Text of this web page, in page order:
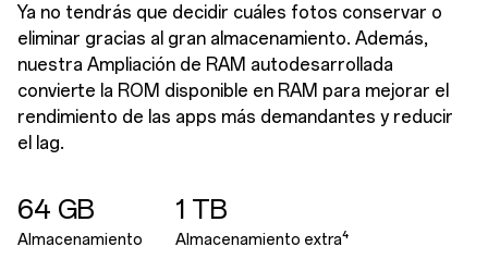
Ya no tendrás que decidir cuáles fotos conservar o
eliminar gracias al gran almacenamiento. Además,
nuestra Ampliación de RAM autodesarrollada
convierte la ROM disponible en RAM para mejorar el
rendimiento de las apps más demandantes y reducir
el lag.
64 GB
Almacenamiento
1 TB
Almacenamiento extra⁴